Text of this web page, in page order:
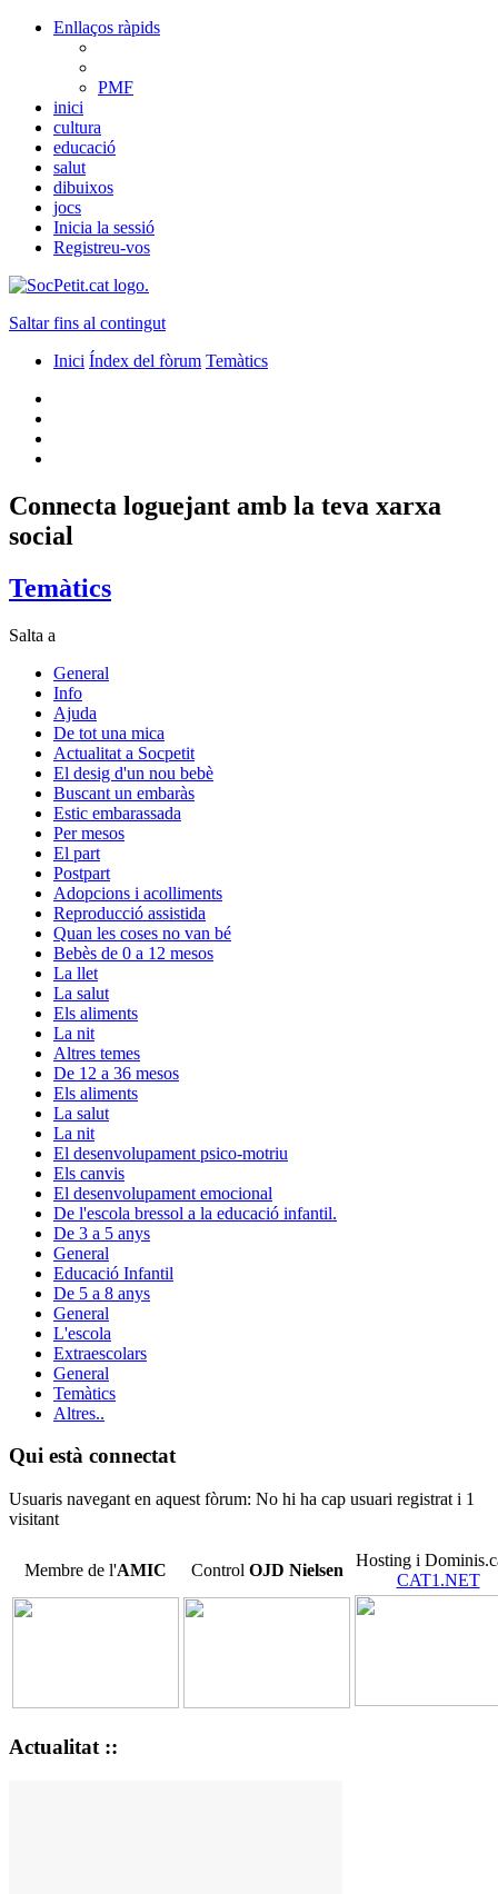
Enllaços ràpids
PMF
inici
cultura
educació
salut
dibuixos
jocs
Inicia la sessió
Registreu-vos
Saltar fins al contingut
Inici Índex del fòrum Temàtics
Connecta loguejant amb la teva xarxa
social
Temàtics
Salta a
General
Info
Ajuda
De tot una mica
Actualitat a Socpetit
El desig d'un nou bebè
Buscant un embaràs
Estic embarassada
Per mesos
El part
Postpart
Adopcions i acolliments
Reproducció assistida
Quan les coses no van bé
Bebès de 0 a 12 mesos
La llet
La salut
Els aliments
La nit
Altres temes
De 12 a 36 mesos
Els aliments
La salut
La nit
El desenvolupament psico-motriu
Els canvis
El desenvolupament emocional
De l'escola bressol a la educació infantil.
De 3 a 5 anys
General
Educació Infantil
De 5 a 8 anys
General
L'escola
Extraescolars
General
Temàtics
Altres..
Qui està connectat
Usuaris navegant en aquest fòrum: No hi ha cap usuari registrat i 1
visitant
Membre de l'AMIC Control OJD Nielsen
Hosting i
CAT1.NET
Actualitat ::